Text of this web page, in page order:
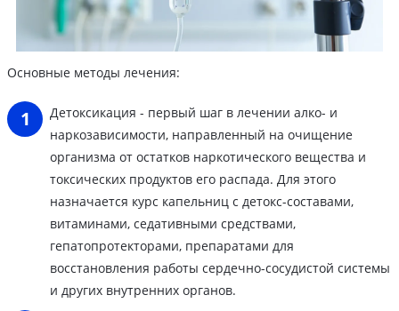
Основные методы лечения:
Детоксикация - первый шаг в лечении алко- и
наркозависимости, направленный на очищение
организма от остатков наркотического вещества и
токсических продуктов его распада. Для этого
назначается курс капельниц с детокс-составами,
витаминами, седативными средствами,
гепатопротекторами, препаратами для
восстановления работы сердечно-сосудистой системы
и других внутренних органов.